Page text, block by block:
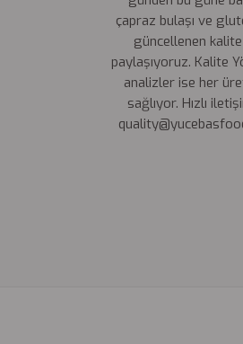
çapraz bulaşı ve
güncellenen
paylaşıyoruz. Kalite
analizler ise her
sağlıyor. Hızlı